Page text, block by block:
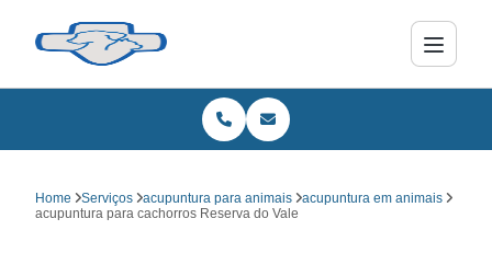
Home Serviços acupuntura para animais
acupuntura em animais
acupuntura para cachorros Reserva do Vale